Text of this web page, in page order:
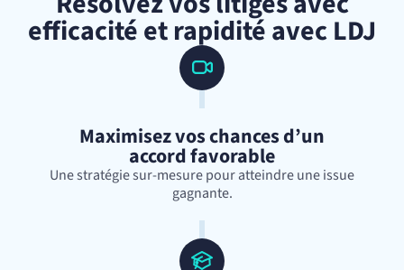
efficacité et rapidité avec LDJ
Maximisez vos chances d’un
accord favorable
Une stratégie sur-mesure pour atteindre une issue
gagnante.